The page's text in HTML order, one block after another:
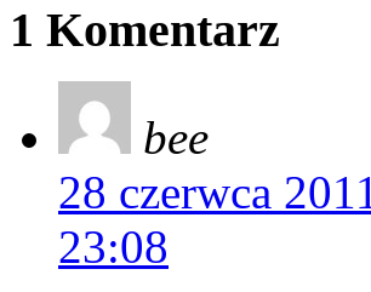
1 Komentarz
bee
28 czerwca 2011
23:08